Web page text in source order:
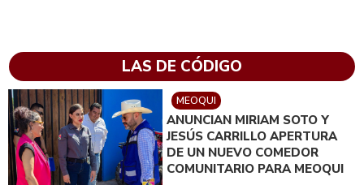
LAS DE CÓDIGO
MEOQUI
ANUNCIAN MIRIAM SOTO Y
JESÚS CARRILLO APERTURA
DE UN NUEVO COMEDOR
COMUNITARIO PARA MEOQUI